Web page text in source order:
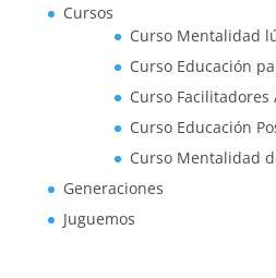
Cursos
Curso Mentalidad
Curso Educación
Curso Facilitadores
Curso Educación
Curso Mentalidad
Generaciones
Juguemos